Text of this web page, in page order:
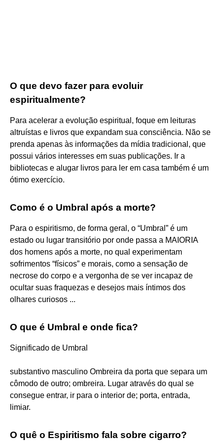
O que devo fazer para evoluir
espiritualmente?
Para acelerar a evolução espiritual, foque em leituras
altruístas e livros que expandam sua consciência. Não se
prenda apenas às informações da mídia tradicional, que
possui vários interesses em suas publicações. Ir a
bibliotecas e alugar livros para ler em casa também é um
ótimo exercício.
Como é o Umbral após a morte?
Para o espiritismo, de forma geral, o “Umbral” é um
estado ou lugar transitório por onde passa a MAIORIA
dos homens após a morte, no qual experimentam
sofrimentos “físicos” e morais, como a sensação de
necrose do corpo e a vergonha de se ver incapaz de
ocultar suas fraquezas e desejos mais íntimos dos
olhares curiosos ...
O que é Umbral e onde fica?
Significado de Umbral
substantivo masculino Ombreira da porta que separa um
cômodo de outro; ombreira. Lugar através do qual se
consegue entrar, ir para o interior de; porta, entrada,
limiar.
O quê o Espiritismo fala sobre cigarro?